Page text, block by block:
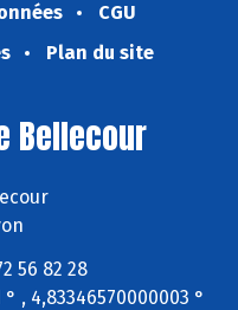
CGU
Plan du site
Bellecour
56 82 28
, 4,83346570000003 °